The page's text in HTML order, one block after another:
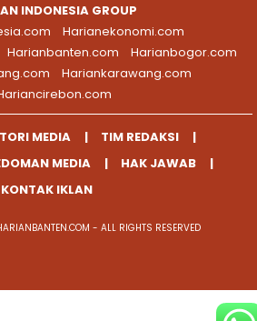
INDONESIA GROUP
Harianekonomi.com
Harianbanten.com
Harianbogor.com
Hariankarawang.com
MEDIA
TIM REDAKSI
MEDIA
HAK JAWAB
KONTAK IKLAN
- ALL RIGHTS RESERVED